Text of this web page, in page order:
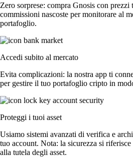
Zero sorprese: compra Gnosis con prezzi
commissioni nascoste per monitorare al
portafoglio.
Accedi subito al mercato
Evita complicazioni: la nostra app ti
per gestire il tuo portafoglio cripto in
Proteggi i tuoi asset
Usiamo sistemi avanzati di verifica e
tuo account. Nota: la sicurezza si
alla tutela degli asset.